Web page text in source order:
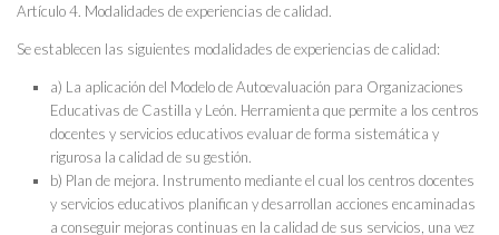
Artículo 4. Modalidades de experiencias de calidad.
Se establecen las siguientes modalidades de experiencias de calidad:
a) La aplicación del Modelo de Autoevaluación para Organizaciones
Educativas de Castilla y León. Herramienta que permite a los centros
docentes y servicios educativos evaluar de forma sistemática y
rigurosa la calidad de su gestión.
b) Plan de mejora. Instrumento mediante el cual los centros docentes
y servicios educativos planifican y desarrollan acciones encaminadas
a conseguir mejoras continuas en la calidad de sus servicios, una vez